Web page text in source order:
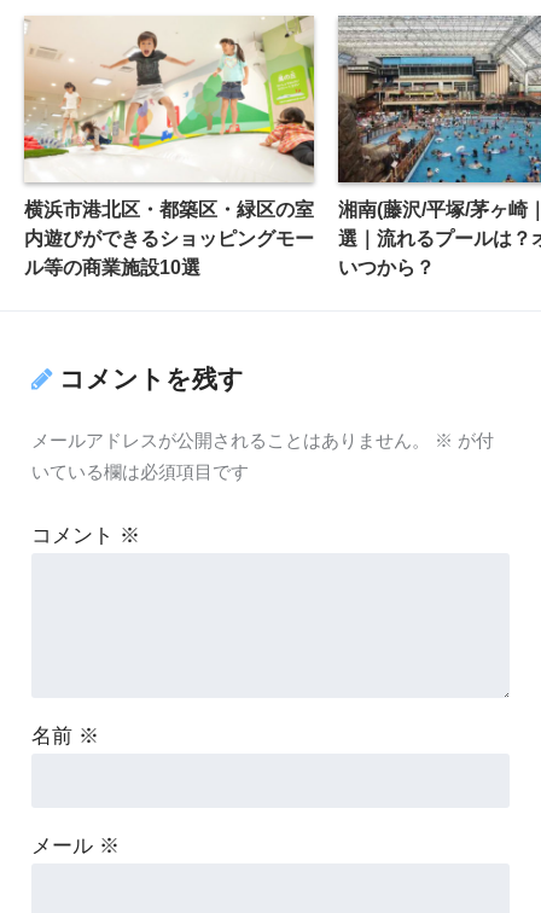
横浜市港北区・都築区・緑区の室
内遊びができるショッピングモー
ル等の商業施設10選
湘南(藤沢/平塚/茅ヶ崎
選｜流れるプールは？
いつから？
コメントを残す
メールアドレスが公開されることはありません。 ※ が付
いている欄は必須項目です
コメント ※
名前 ※
メール ※